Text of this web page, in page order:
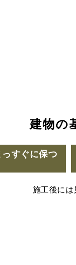
建物の
すぐに保つ
施工後には